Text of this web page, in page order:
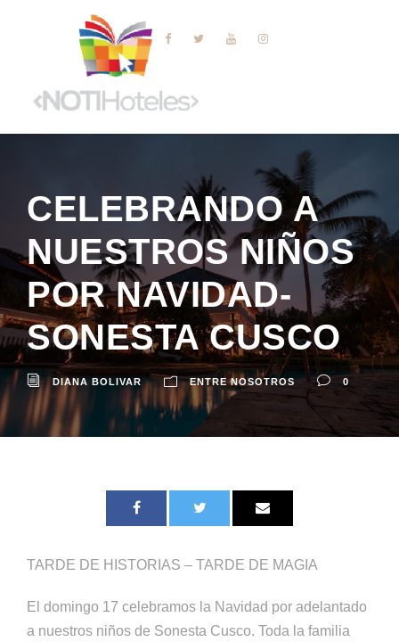
CELEBRANDO A
NUESTROS NIÑOS
POR NAVIDAD-
SONESTA CUSCO
DIANA BOLIVAR ENTRE NOSOTROS 0
TARDE DE HISTORIAS – TARDE DE MAGIA
El domingo 17 celebramos la Navidad por adelantado
a nuestros niños de Sonesta Cusco. Toda la familia